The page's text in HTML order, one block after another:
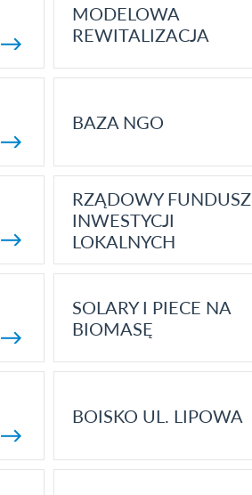
MODELOWA
REWITALIZACJA
BAZA NGO
RZĄDOWY FUNDUSZ
INWESTYCJI
LOKALNYCH
SOLARY I PIECE NA
BIOMASĘ
BOISKO UL. LIPOWA